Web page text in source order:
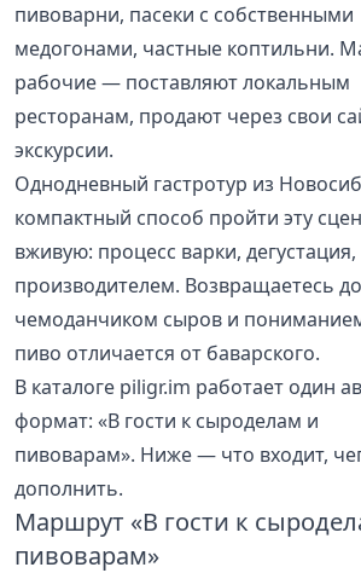
пивоварни, пасеки с собственными
медогонами, частные коптильни.
рабочие — поставляют локальным
ресторанам, продают через свои
экскурсии.
Однодневный гастротур из
компактный способ пройти эту
вживую: процесс варки, дегустация,
производителем. Возвращаетесь
чемоданчиком сыров и
пиво отличается от баварского.
В каталоге piligr.im работает один
формат: «В гости к сыроделам и
пивоварам». Ниже — что входит,
дополнить.
Маршрут «В гости к
пивоварам»